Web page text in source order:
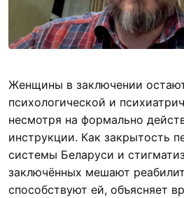
Женщины в заключении
психологической и
несмотря на формально
инструкции. Как закрытость
системы Беларуси и
заключённых мешают
способствуют ей, объясняет